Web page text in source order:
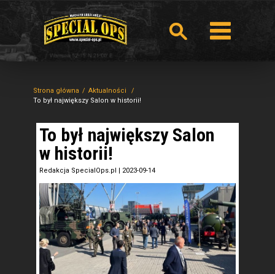
Strona główna
Aktualności
To był największy Salon w historii!
To był największy Salon
w historii!
Redakcja SpecialOps.pl | 2023-09-14